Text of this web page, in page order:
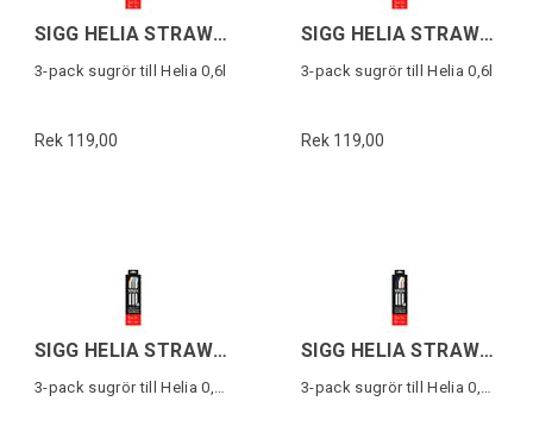
SIGG HELIA STRAW SET DAY Large
3-pack sugrör till Helia 0,6l
Rek 119,00
SIGG HELIA STRAW SET NIGHT Large
3-pack sugrör till Helia 0,6l
Rek 119,00
SIGG HELIA STRAW SET DAY Small SIGG HELIA STRAW SET NIGHT Small